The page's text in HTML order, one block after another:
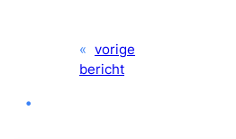
« vorige
bericht
•